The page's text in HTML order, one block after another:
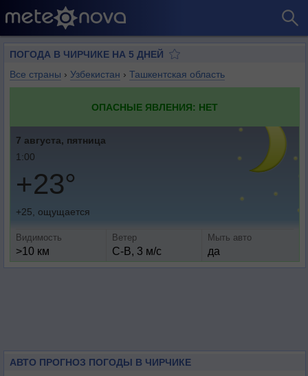
ПОГОДА В ЧИРЧИКЕ НА 5 ДНЕЙ
Все страны › Узбекистан › Ташкентская область
ОПАСНЫЕ ЯВЛЕНИЯ: НЕТ
7 августа, пятница
1:00
+23°
+25, ощущается
Видимость
>10 км
Ветер
С-В, 3 м/с
Мыть авто
да
АВТО ПРОГНОЗ ПОГОДЫ В ЧИРЧИКЕ